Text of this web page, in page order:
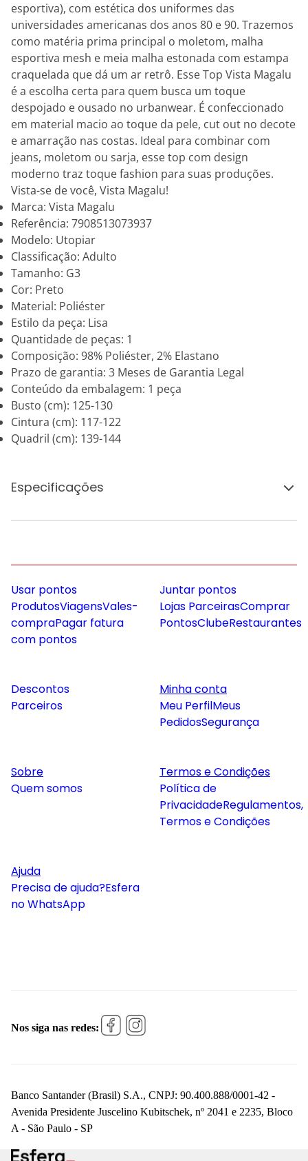
esportiva), com estética dos uniformes das
universidades americanas dos anos 80 e 90. Trazemos
como matéria prima principal o moletom, malha
esportiva mesh e meia malha estonada com estampa
craquelada que dá um ar retrô. Esse Top Vista Magalu
é a escolha certa para quem busca um toque
despojado e ousado no urbanwear. É confeccionado
em material macio ao toque da pele, cut out no decote
e amarração nas costas. Ideal para combinar com
jeans, moletom ou sarja, esse top com design
moderno traz toque fashion para suas produções.
Vista-se de você, Vista Magalu!
Marca: Vista Magalu
Referência: 7908513073937
Modelo: Utopiar
Classificação: Adulto
Tamanho: G3
Cor: Preto
Material: Poliéster
Estilo da peça: Lisa
Quantidade de peças: 1
Composição: 98% Poliéster, 2% Elastano
Prazo de garantia: 3 Meses de Garantia Legal
Conteúdo da embalagem: 1 peça
Busto (cm): 125-130
Cintura (cm): 117-122
Quadril (cm): 139-144
Especificações
Usar pontos
ProdutosViagensVales-
compraPagar fatura
com pontos
Juntar pontos
Lojas ParceirasComprar
PontosClubeRestaurantes
Descontos
Parceiros
Minha conta
Meu PerfilMeus
PedidosSegurança
Sobre
Quem somos
Termos e Condições
Política de
PrivacidadeRegulamentos,
Termos e Condições
Ajuda
Precisa de ajuda?Esfera
no WhatsApp
Nos siga nas redes:
Banco Santander (Brasil) S.A., CNPJ: 90.400.888/0001-42 -
Avenida Presidente Juscelino Kubitschek, nº 2041 e 2235, Bloco
A - São Paulo - SP